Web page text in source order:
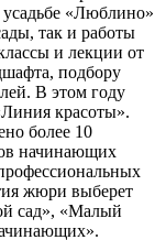
«Люблино»
так и работы
и лекции от
подбору
В этом году
красоты».
более 10
начинающих
жюри выберет
сад», «Малый